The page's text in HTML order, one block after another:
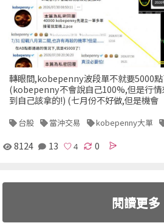
轉眼間,kobepenny波段單不就要5000
(kobepenny不會說自己100%,但是行
到自己該拿的!) (七月份不好做,但是機會
台股 當沖交易 kobepenny大單
8124 13 0
閱讀更多